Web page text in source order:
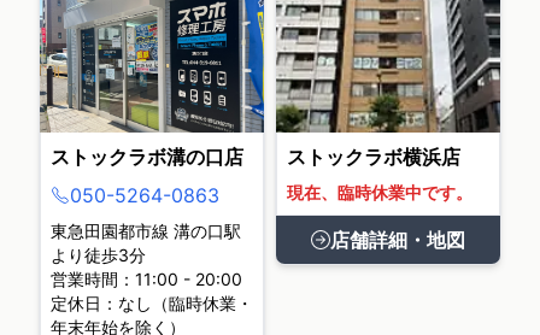
ストックラボ溝の口店
050-5264-0863
東急田園都市線 溝の口駅
より徒歩3分
営業時間：11:00 - 20:00
定休日：なし（臨時休業・
年末年始を除く）
ストックラボ横浜店
現在、臨時休業中です。
店舗詳細・地図